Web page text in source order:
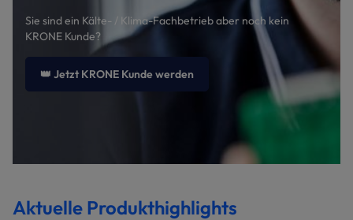
Sie sind ein Kälte- / Klima-Fachbetrieb aber noch kein
KRONE Kunde?
👑 Jetzt KRONE Kunde werden
Aktuelle Produkthighlights